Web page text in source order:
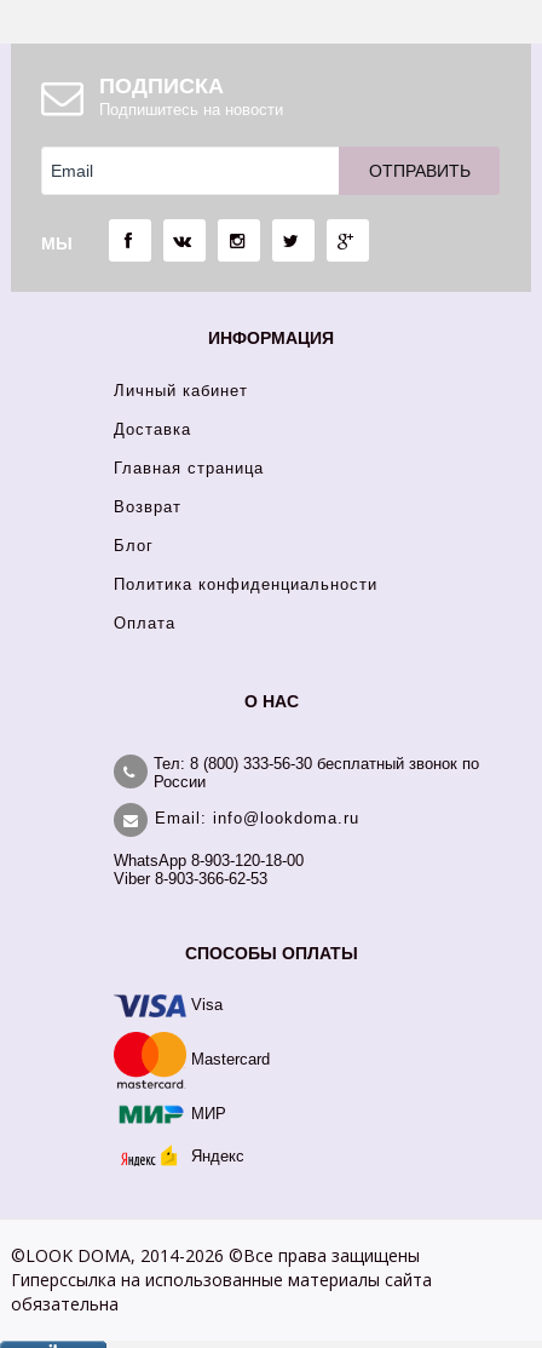
ПОДПИСКА
Подпишитесь на новости
МЫ
ИНФОРМАЦИЯ
Личный кабинет
Доставка
Главная страница
Возврат
Блог
Политика конфиденциальности
Оплата
О НАС
Тел: 8 (800) 333-56-30 бесплатный звонок по
России
Email: info@lookdoma.ru
WhatsApp 8-903-120-18-00
Viber 8-903-366-62-53
СПОСОБЫ ОПЛАТЫ
Visa
Mastercard
МИР
Яндекс
©LOOK DOMA, 2014-2026 ©Все права защищены
Гиперссылка на использованные материалы сайта
обязательна